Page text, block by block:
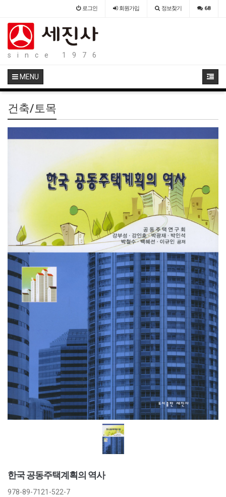
로그인 회원가입 정보찾기 68
since 1976
MENU
건축/토목
한국 공동주택계획의 역사
978-89-7121-522-7